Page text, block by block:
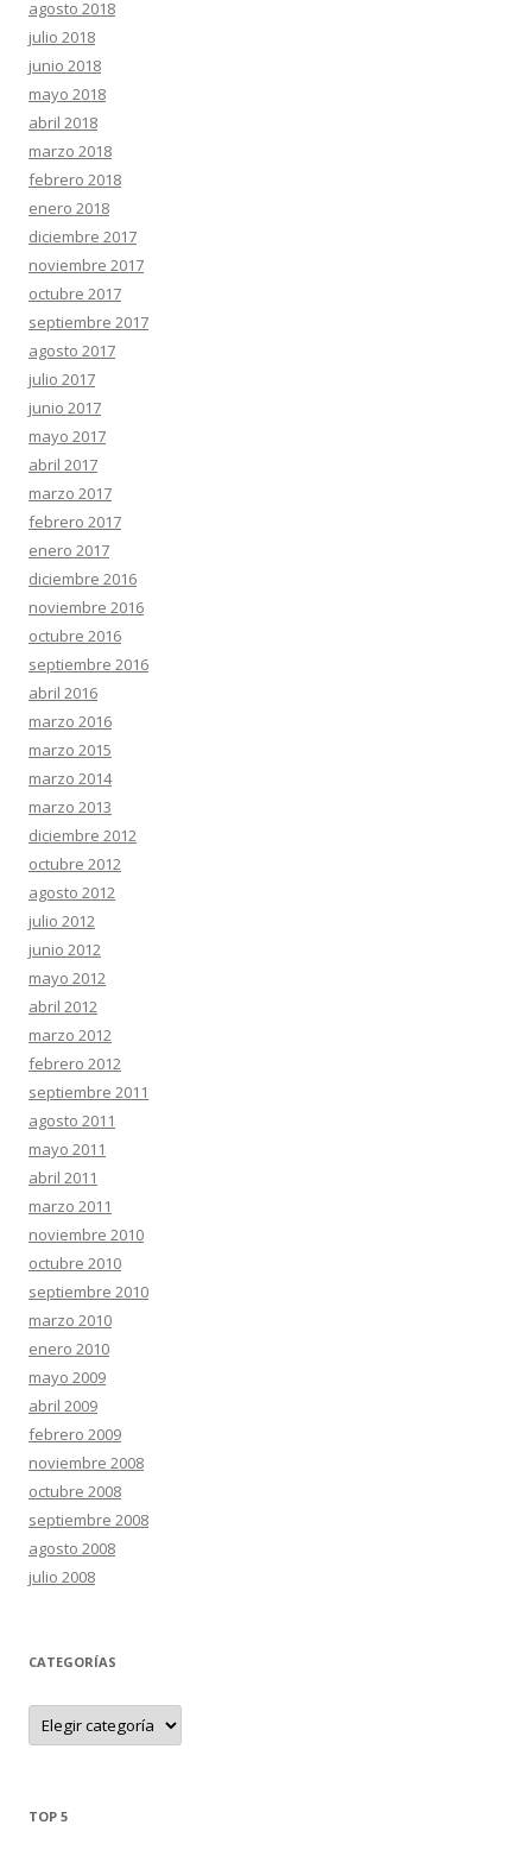
agosto 2018
julio 2018
junio 2018
mayo 2018
abril 2018
marzo 2018
febrero 2018
enero 2018
diciembre 2017
noviembre 2017
octubre 2017
septiembre 2017
agosto 2017
julio 2017
junio 2017
mayo 2017
abril 2017
marzo 2017
febrero 2017
enero 2017
diciembre 2016
noviembre 2016
octubre 2016
septiembre 2016
abril 2016
marzo 2016
marzo 2015
marzo 2014
marzo 2013
diciembre 2012
octubre 2012
agosto 2012
julio 2012
junio 2012
mayo 2012
abril 2012
marzo 2012
febrero 2012
septiembre 2011
agosto 2011
mayo 2011
abril 2011
marzo 2011
noviembre 2010
octubre 2010
septiembre 2010
marzo 2010
enero 2010
mayo 2009
abril 2009
febrero 2009
noviembre 2008
octubre 2008
septiembre 2008
agosto 2008
julio 2008
CATEGORÍAS
C
t
rTOP 5